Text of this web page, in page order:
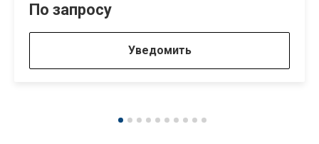
По запросу
Уведомить